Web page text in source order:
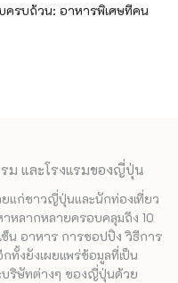
ครบถ้วน: อาหารพิเศษที่คน
ม และโรงแรมของญี่ปุ่น
แก่ชาวญี่ปุ่นและนักท่องเที่ยว
หลากหลายครอบคลุมถึง 10
ซ็น อาหาร การชอปปิง วิธีการ
ทั้งยังเผยแพร่ข้อมูลที่เป็น
ริษัทต่างๆ ของญี่ปุ่นด้วย